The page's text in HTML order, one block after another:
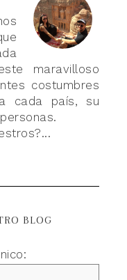
maravilloso
costumbres
cada país, su
BLOG